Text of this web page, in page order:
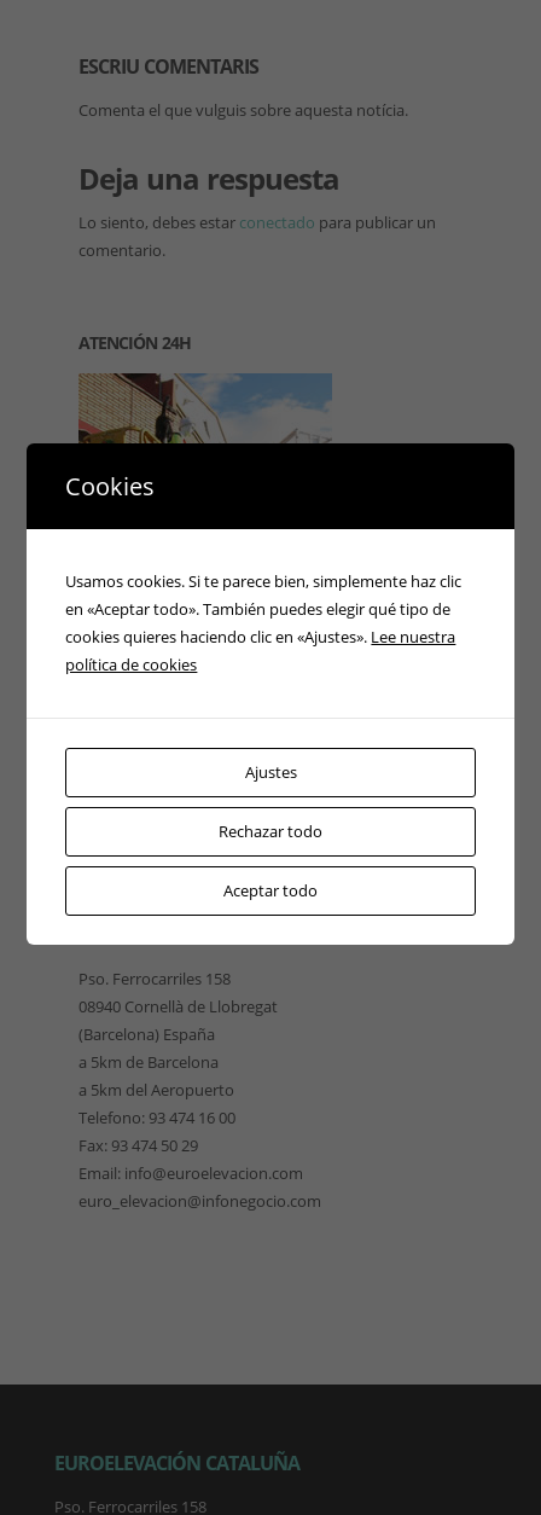
ESCRIU COMENTARIS
Comenta el que vulguis sobre aquesta notícia.
Deja una respuesta
Lo siento, debes estar conectado para publicar un
comentario.
ATENCIÓN 24H
Pso. Ferrocarriles 158
08940 Cornellà de Llobregat
(Barcelona) España
a 5km de Barcelona
a 5km del Aeropuerto
Telefono: 93 474 16 00
Fax: 93 474 50 29
Email: info@euroelevacion.com
euro_elevacion@infonegocio.com
EUROELEVACIÓN CATALUÑA
Pso. Ferrocarriles 158
Cookies
Usamos cookies. Si te parece bien, simplemente haz clic
en «Aceptar todo». También puedes elegir qué tipo de
cookies quieres haciendo clic en «Ajustes». Lee nuestra
política de cookies
Ajustes
Rechazar todo
Aceptar todo